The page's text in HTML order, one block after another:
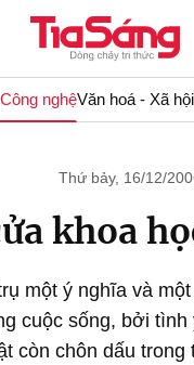
nghệVăn hoá - Xã hội
Thứ bảy, 16/12/
khoa
một ý nghĩa và
cuộc sống, bởi
còn chôn dấu trong